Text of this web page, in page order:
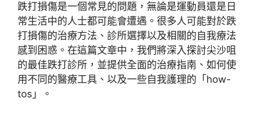
跌打損傷是一個常見的問題，無論是運動員還是日
常生活中的人士都可能會遭遇。很多人可能對於跌
打損傷的治療方法、診所選擇以及相關的自我療法
感到困惑。在這篇文章中，我們將深入探討尖沙咀
的最佳跌打診所，並提供全面的治療指南、如何使
用不同的醫療工具、以及一些自我護理的「how-
tos」。